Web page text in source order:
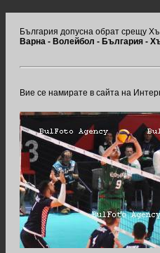
България допусна обрат срещу
Варна - Волейбол - България -
Вие се намирате в сайта на